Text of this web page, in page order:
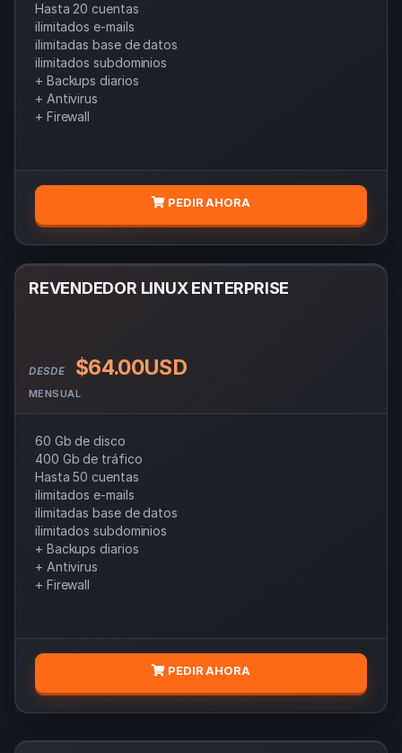
Hasta 20 cuentas
ilimitados e-mails
ilimitadas base de datos
ilimitados subdominios
+ Backups diarios
+ Antivirus
+ Firewall
PEDIR AHORA
REVENDEDOR LINUX ENTERPRISE
DESDE $64.00USD
MENSUAL
60 Gb de disco
400 Gb de tráfico
Hasta 50 cuentas
ilimitados e-mails
ilimitadas base de datos
ilimitados subdominios
+ Backups diarios
+ Antivirus
+ Firewall
PEDIR AHORA